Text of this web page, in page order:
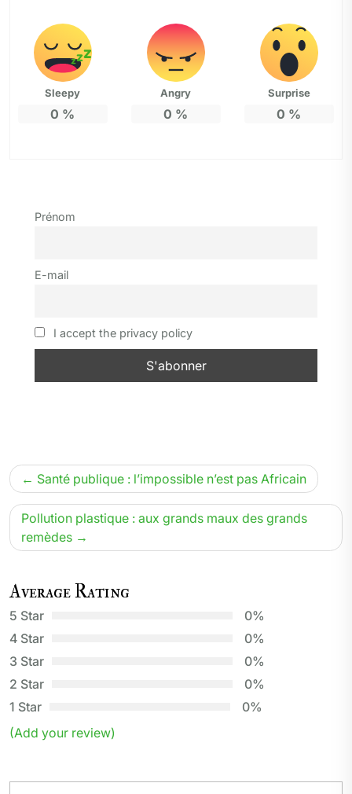
Sleepy
0 %
Angry
0 %
Surprise
0 %
Prénom
E-mail
I accept the privacy policy
Navigation
de
l’article
Santé publique : l’impossible n’est pas Africain
Pollution plastique : aux grands maux des grands
remèdes
Average Rating
5 Star
0%
4 Star
0%
3 Star
0%
2 Star
0%
1 Star
0%
(Add your review)